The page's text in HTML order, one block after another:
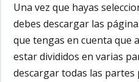
Una vez que hayas
debes descargar las
que tengas en cuenta que
estar divididos en varias
descargar todas las